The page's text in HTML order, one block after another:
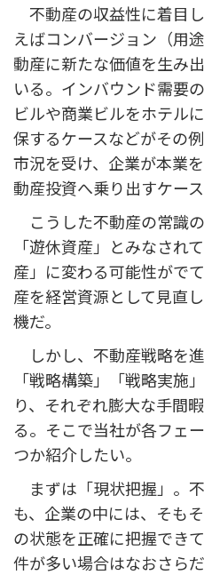
不動産の収益性に着目
えばコンバージョン（用
動産に新たな価値を生み
いる。インバウンド需要
ビルや商業ビルをホテル
保するケースなどがその
市況を受け、企業が本業
動産投資へ乗り出すケー
こうした不動産の常識
「遊休資産」とみなされ
産」に変わる可能性がで
産を経営資源として見直
機だ。
しかし、不動産戦略を
「戦略構築」「戦略実施
り、それぞれ膨大な手間
る。そこで当社が各フェ
つか紹介したい。
まずは「現状把握」。
も、企業の中には、そも
の状態を正確に把握でき
件が多い場合はなおさらだ